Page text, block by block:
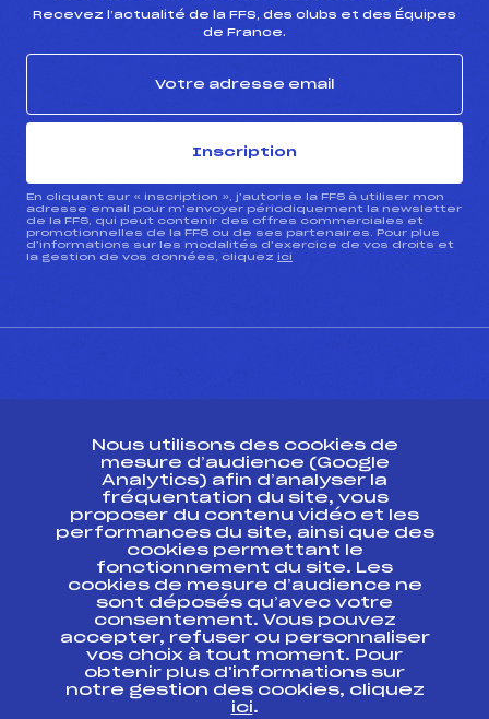
Recevez l’actualité de la FFS, des clubs et des Équipes
de France.
Inscription
En cliquant sur « inscription », j’autorise la FFS à utiliser mon
adresse email pour m’envoyer périodiquement la newsletter
de la FFS, qui peut contenir des offres commerciales et
promotionnelles de la FFS ou de ses partenaires. Pour plus
d’informations sur les modalités d’exercice de vos droits et
la gestion de vos données, cliquez ici
ESPACE PRESSE
Ressources
Pass’Neige
Projet sportif fédéral
Projet de performance fédéral
Antidopage
Pôle Développement, Formation, Suivi
Scientifique
Listes ministérielles
Pôle vie de l’athlète
Nous utilisons des cookies de
mesure d’audience (Google
Analytics) afin d’analyser la
fréquentation du site, vous
proposer du contenu vidéo et les
performances du site, ainsi que des
cookies permettant le
fonctionnement du site. Les
cookies de mesure d’audience ne
sont déposés qu’avec votre
consentement. Vous pouvez
accepter, refuser ou personnaliser
vos choix à tout moment. Pour
obtenir plus d'informations sur
notre gestion des cookies, cliquez
ici.